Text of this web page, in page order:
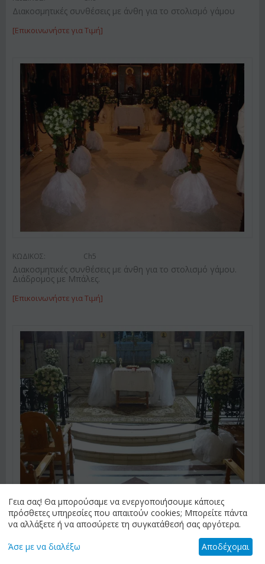
Διακοσμητικές συνθέσεις με άνθη για το στολισμό γάμου
[Επικοινωνήστε για Τιμή]
ΚΩΔΙΚΟΣ: Ch5
Διακοσμητικές συνθέσεις με άνθη για το στολισμό γάμου.
Διάδρομος με Μπάλες.
[Επικοινωνήστε για Τιμή]
ΚΩΔΙΚΟΣ: Ch8
Διακοσμητικές συνθέσεις με άνθη για το στολισμό γάμου.
Συνθέσεις σε σχήμα Μπάλας.
Γεια σας! Θα μπορούσαμε να ενεργοποιήσουμε κάποιες
πρόσθετες υπηρεσίες που απαιτούν cookies; Μπορείτε πάντα
να αλλάξετε ή να αποσύρετε τη συγκατάθεσή σας αργότερα.
Άσε με να διαλέξω Αποδέχομαι